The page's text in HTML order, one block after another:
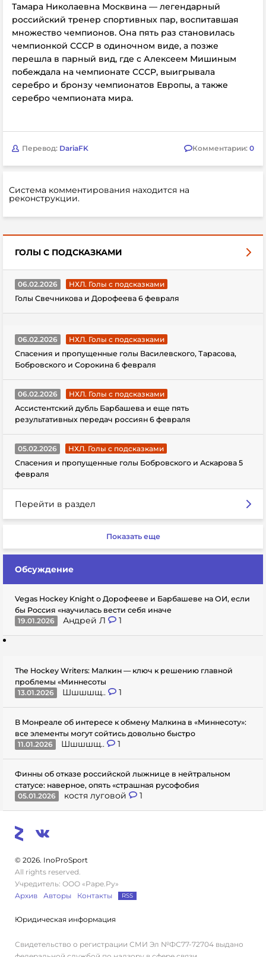
Тамара Николаевна Москвина — легендарный
российский тренер спортивных пар, воспитавшая
множество чемпионов. Она пять раз становилась
чемпионкой СССР в одиночном виде, а позже
перешла в парный вид, где с Алексеем Мишиным
побеждала на чемпионате СССР, выигрывала
серебро и бронзу чемпионатов Европы, а также
серебро чемпионата мира.
Перевод: DariaFK Комментарии: 0
Система комментирования находится на
реконструкции.
ГОЛЫ С ПОДСКАЗКАМИ
06.02.2026
НХЛ. Голы с подсказками
Голы Свечникова и Дорофеева 6 февраля
06.02.2026
НХЛ. Голы с подсказками
Спасения и пропущенные голы Василевского, Тарасова,
Бобровского и Сорокина 6 февраля
06.02.2026
НХЛ. Голы с подсказками
Ассистентский дубль Барбашева и еще пять
результативных передач россиян 6 февраля
05.02.2026
НХЛ. Голы с подсказками
Спасения и пропущенные голы Бобровского и Аскарова 5
февраля
Перейти в раздел
Показать еще
Обсуждение
Vegas Hockey Knight о Дорофееве и Барбашеве на ОИ, если
бы Россия «научилась вести себя иначе
19.01.2026
Андрей Л 1
The Hockey Writers: Малкин — ключ к решению главной
проблемы «Миннесоты
13.01.2026
Шшшшщ.. 1
В Монреале об интересе к обмену Малкина в «Миннесоту»:
все элементы могут сойтись довольно быстро
11.01.2026
Шшшшщ.. 1
Финны об отказе российской лыжнице в нейтральном
статусе: наверное, опять «страшная русофобия
05.01.2026
костя луговой 1
© 2026. InoProSport
All rights reserved.
Учредитель: ООО «Раре.Ру»
Архив
Авторы Контакты RSS
Юридическая информация
Свидетельство о регистрации СМИ Эл №ФС77-72704 выдано